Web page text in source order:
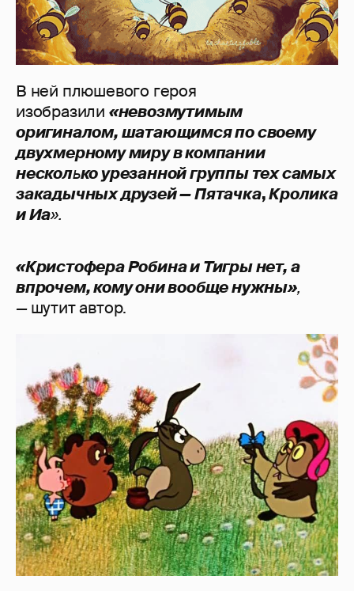
В ней плюшевого героя
изобразили «невозмутимым
оригиналом, шатающимся по своему
двухмерному миру в компании
несколько урезанной группы тех самых
закадычных друзей — Пятачка,Кролика
и Иа».
«Кристофера Робина и Тигры нет, а
впрочем, кому они вообще нужны»,
—шутит автор.